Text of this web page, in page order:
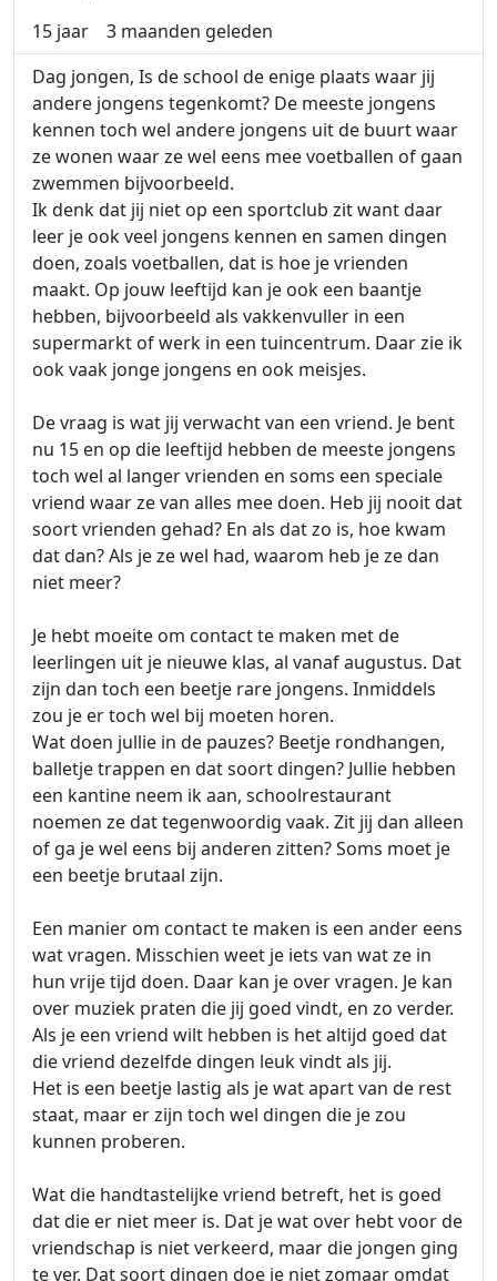
15 jaar
3 maanden geleden
Dag jongen, Is de school de enige plaats waar jij
andere jongens tegenkomt? De meeste jongens
kennen toch wel andere jongens uit de buurt waar
ze wonen waar ze wel eens mee voetballen of gaan
zwemmen bijvoorbeeld.
Ik denk dat jij niet op een sportclub zit want daar
leer je ook veel jongens kennen en samen dingen
doen, zoals voetballen, dat is hoe je vrienden
maakt. Op jouw leeftijd kan je ook een baantje
hebben, bijvoorbeeld als vakkenvuller in een
supermarkt of werk in een tuincentrum. Daar zie ik
ook vaak jonge jongens en ook meisjes.
De vraag is wat jij verwacht van een vriend. Je bent
nu 15 en op die leeftijd hebben de meeste jongens
toch wel al langer vrienden en soms een speciale
vriend waar ze van alles mee doen. Heb jij nooit dat
soort vrienden gehad? En als dat zo is, hoe kwam
dat dan? Als je ze wel had, waarom heb je ze dan
niet meer?
Je hebt moeite om contact te maken met de
leerlingen uit je nieuwe klas, al vanaf augustus. Dat
zijn dan toch een beetje rare jongens. Inmiddels
zou je er toch wel bij moeten horen.
Wat doen jullie in de pauzes? Beetje rondhangen,
balletje trappen en dat soort dingen? Jullie hebben
een kantine neem ik aan, schoolrestaurant
noemen ze dat tegenwoordig vaak. Zit jij dan alleen
of ga je wel eens bij anderen zitten? Soms moet je
een beetje brutaal zijn.
Een manier om contact te maken is een ander eens
wat vragen. Misschien weet je iets van wat ze in
hun vrije tijd doen. Daar kan je over vragen. Je kan
over muziek praten die jij goed vindt, en zo verder.
Als je een vriend wilt hebben is het altijd goed dat
die vriend dezelfde dingen leuk vindt als jij.
Het is een beetje lastig als je wat apart van de rest
staat, maar er zijn toch wel dingen die je zou
kunnen proberen.
Wat die handtastelijke vriend betreft, het is goed
dat die er niet meer is. Dat je wat over hebt voor de
vriendschap is niet verkeerd, maar die jongen ging
te ver. Dat soort dingen doe je niet zomaar omdat